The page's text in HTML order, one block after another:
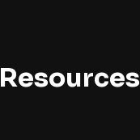
Resources